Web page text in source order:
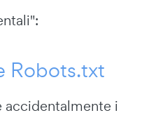
Robots.txt
accidentalmente i